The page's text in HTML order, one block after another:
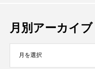
月別アーカイブ